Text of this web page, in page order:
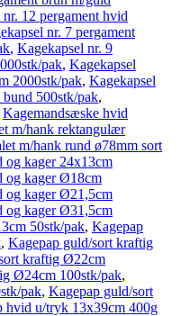
12 pergament hvid
nr. 7 pergament
, Kagekapsel nr. 9
pak, Kagekapsel
2000stk/pak, Kagekapsel
500stk/pak,
Kagemandsæske hvid
m/hank rektangulær
m/hank rund ø78mm sort
og kager 24x13cm
og kager Ø18cm
og kager Ø21,5cm
og kager Ø31,5cm
50stk/pak, Kagepap
, Kagepap guld/sort kraftig
kraftig Ø22cm
Ø24cm 100stk/pak,
pak, Kagepap guld/sort
hvid u/tryk 13x39cm 400g